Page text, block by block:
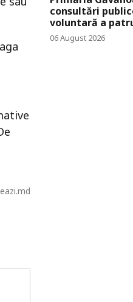
consultări
voluntară a
06 August 2026